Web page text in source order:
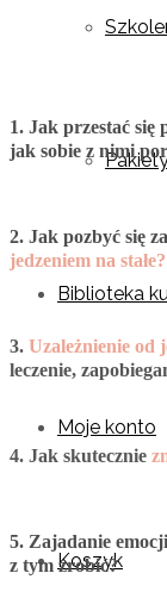
Biblioteka
Moje konto
Koszyk
1. Jak przestać się
jak sobie z nimi
2. Jak pozbyć się
jedzeniem na stałe?
3. Uzależnienie od
leczenie,
4. Jak skutecznie
5. Zajadanie
z tym zrobić?